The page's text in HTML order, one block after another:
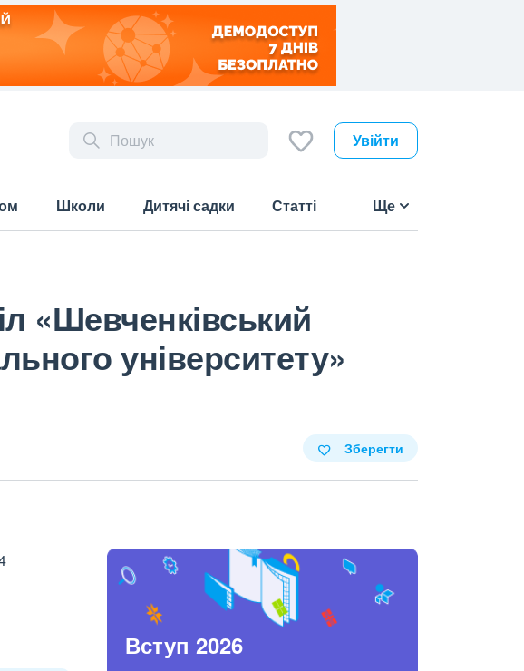
Увійти
Школи Дитячі садки Статті Ще
«Шевченківський
університету»
Зберегти
Вступ 2026